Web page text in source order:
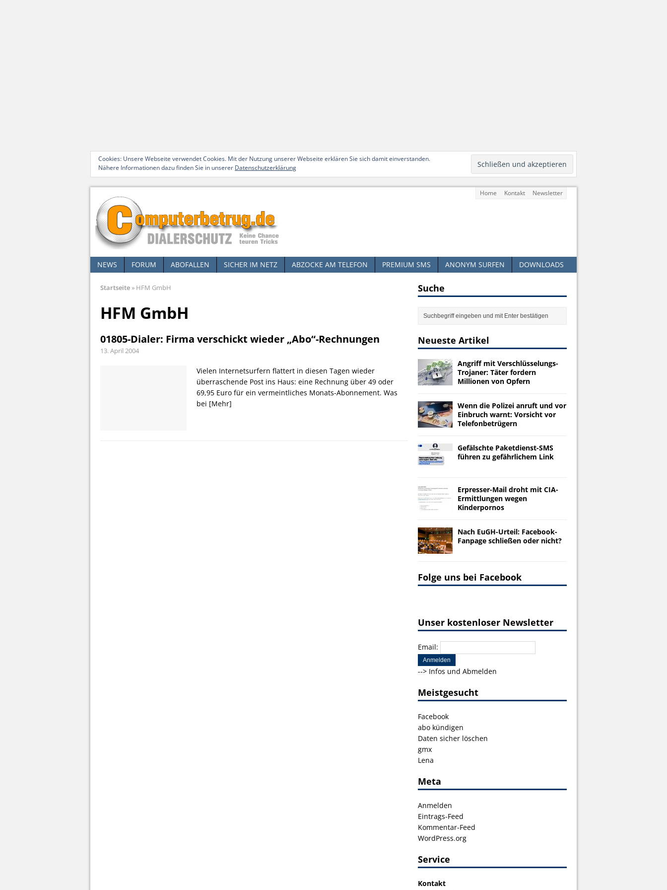
Cookies: Unsere Webseite verwendet Cookies. Mit der Nutzung unserer Webseite erklären Sie sich damit einverstanden.
Nähere Informationen dazu finden Sie in unserer Datenschutzerklärung
Home Kontakt Newsletter
NEWS FORUM ABOFALLEN SICHER IM NETZ ABZOCKE AM TELEFON PREMIUM SMS ANONYM SURFEN DOWNLOADS
Startseite» HFM GmbH
HFM GmbH
01805-Dialer: Firma verschickt wieder „Abo“-Rechnungen
13. April 2004
Vielen Internetsurfern flattert in diesen Tagen wieder
überraschende Post ins Haus: eine Rechnung über 49 oder
69,95 Euro für ein vermeintliches Monats-Abonnement. Was
bei [Mehr]
Suche
Neueste Artikel
Angriff mit Verschlüsselungs-
Trojaner: Täter fordern
Millionen von Opfern
Wenn die Polizei anruft und vor
Einbruch warnt: Vorsicht vor
Telefonbetrügern
Gefälschte Paketdienst-SMS
führen zu gefährlichem Link
Erpresser-Mail droht mit CIA-
Ermittlungen wegen
Kinderpornos
Nach EuGH-Urteil: Facebook-
Fanpage schließen oder nicht?
Folge uns bei Facebook
Unser kostenloser Newsletter
Email:
--> Infos und Abmelden
Meistgesucht
Facebook
abo kündigen
Daten sicher löschen
gmx
Lena
Meta
Anmelden
Eintrags-Feed
Kommentar-Feed
WordPress.org
Service
Kontakt